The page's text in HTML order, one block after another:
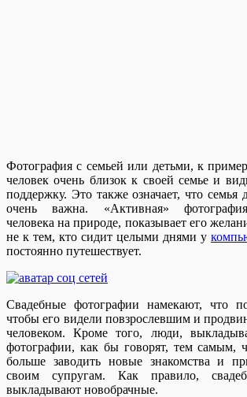
Фотография с семьей или детьми, к
человек очень близок к своей семье и
поддержку. Это также означает, что семья
очень важна. «Активная»
человека на природе, показывает его
не к тем, кто сидит целыми днями у
постоянно путешествует.
Свадебные фотографии намекают, что
чтобы его видели повзрослевшим и
человеком. Кроме того, люди,
фотографии, как бы говорят, тем самым,
больше заводить новые знакомства и
своим супругам. Как правило,
выкладывают новобрачные.